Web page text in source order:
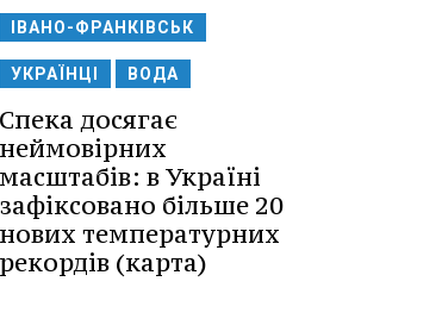
ІВАНО-ФРАНКІВСЬК
УКРАЇНЦІ ВОДА
Спека досягає
неймовірних
масштабів: в Україні
зафіксовано більше 20
нових температурних
рекордів (карта)